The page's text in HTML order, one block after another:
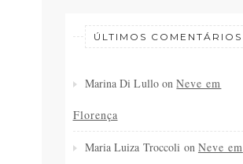
ÚLTIMOS COMENTÁRIOS
Marina Di Lullo onNeve em
Florença
Maria Luiza Troccoli on Neve em